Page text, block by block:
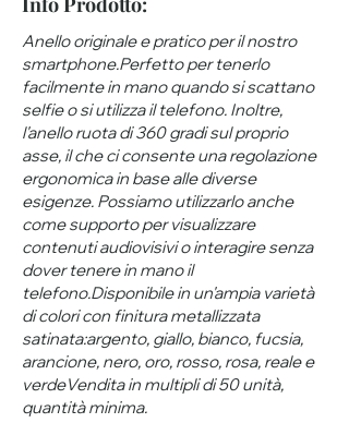
Anello originale e pratico per il nostro
smartphone.Perfetto per tenerlo
facilmente in mano quando si scattano
selfie o si utilizza il telefono. Inoltre,
l'anello ruota di 360 gradi sul proprio
asse, il che ci consente una regolazione
ergonomica in base alle diverse
esigenze. Possiamo utilizzarlo anche
come supporto per visualizzare
contenuti audiovisivi o interagire senza
dover tenere in mano il
telefono.Disponibile in un'ampia varietà
di colori con finitura metallizzata
satinata:argento, giallo, bianco, fucsia,
arancione, nero, oro, rosso, rosa, reale e
verdeVendita in multipli di 50 unità,
quantità minima.